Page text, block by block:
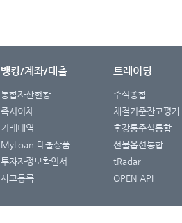
뱅킹/계좌/대출
통합자산현황
즉시이체
거래내역
MyLoan 대출상품
투자자정보확인서
사고등록
트레이딩
주식종합
체결기준잔고평가
후강퉁주식통합
선물옵션통합
tRadar
OPEN API